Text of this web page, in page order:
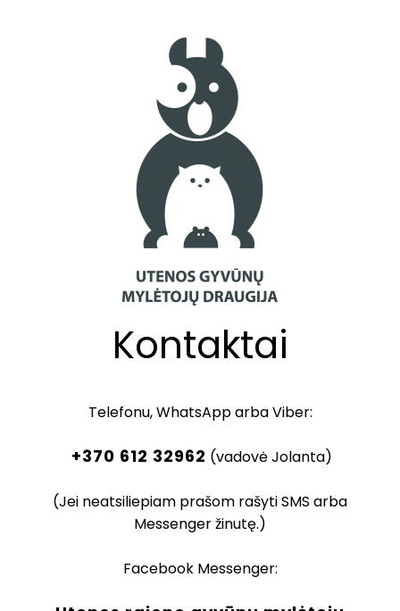
Kontaktai
Telefonu, WhatsApp arba Viber:
+370 612 32962 (vadovė Jolanta)
(Jei neatsiliepiam prašom rašyti SMS arba
Messenger žinutę.)
Facebook Messenger: